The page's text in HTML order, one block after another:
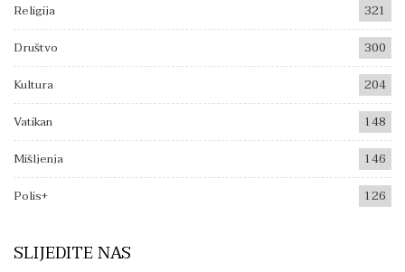
Religija
321
Društvo
300
Kultura
204
Vatikan
148
Mišljenja
146
Polis+
126
SLIJEDITE NAS